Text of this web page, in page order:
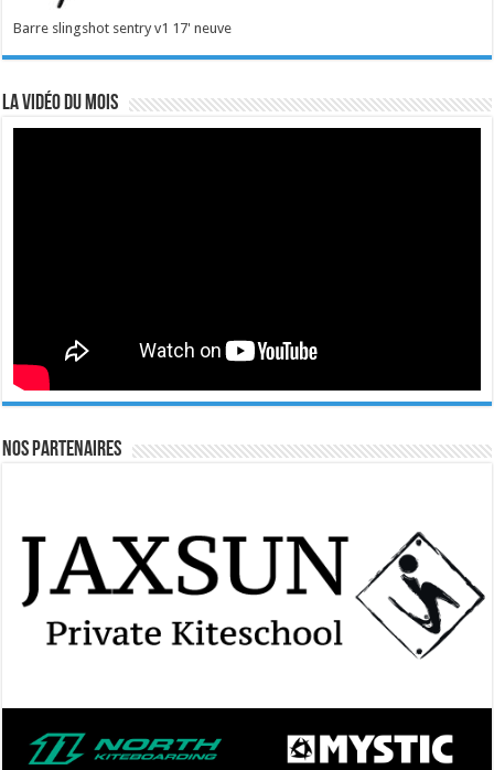
Barre slingshot sentry v1 17' neuve
La vidéo du mois
Nos Partenaires